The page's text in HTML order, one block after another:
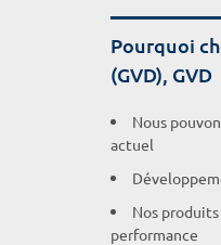
Pourquoi
(GVD), GVD
Nous
actuel
Nos
performance